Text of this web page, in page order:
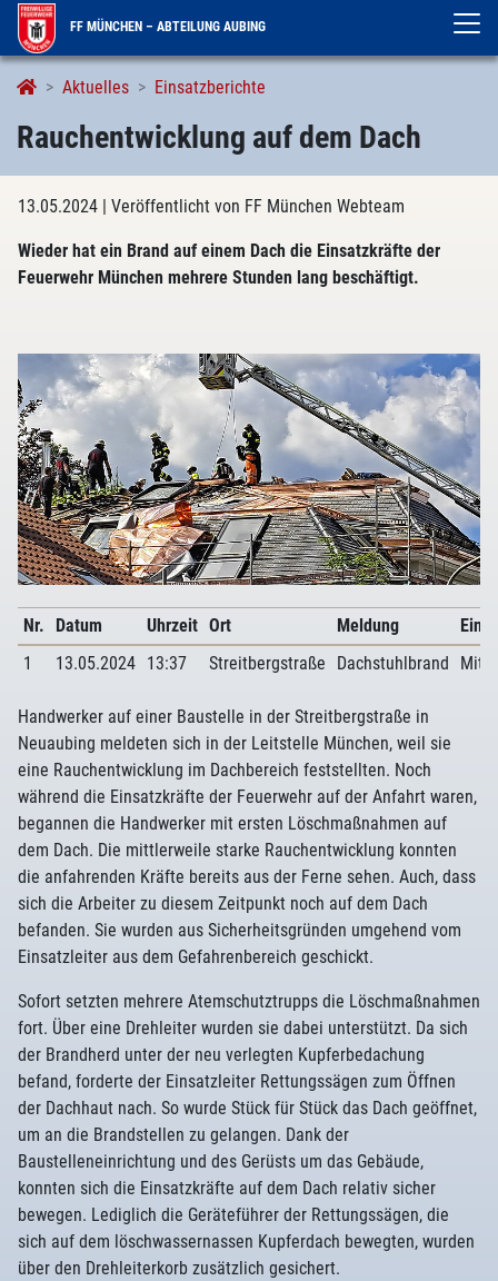
FF MÜNCHEN – ABTEILUNG AUBING
Aktuelles Einsatzberichte
Rauchentwicklung auf dem Dach
13.05.2024 | Veröffentlicht von FF München Webteam
Wieder hat ein Brand auf einem Dach die Einsatzkräfte der
Feuerwehr München mehrere Stunden lang beschäftigt.
Nr. Datum Uhrzeit Ort Meldung
1
13.05.2024 13:37 Streitbergstraße Dachstuhlbrand
Handwerker auf einer Baustelle in der Streitbergstraße in
Neuaubing meldeten sich in der Leitstelle München, weil sie
eine Rauchentwicklung im Dachbereich feststellten. Noch
während die Einsatzkräfte der Feuerwehr auf der Anfahrt waren,
begannen die Handwerker mit ersten Löschmaßnahmen auf
dem Dach. Die mittlerweile starke Rauchentwicklung konnten
die anfahrenden Kräfte bereits aus der Ferne sehen. Auch, dass
sich die Arbeiter zu diesem Zeitpunkt noch auf dem Dach
befanden. Sie wurden aus Sicherheitsgründen umgehend vom
Einsatzleiter aus dem Gefahrenbereich geschickt.
Sofort setzten mehrere Atemschutztrupps die Löschmaßnahmen
fort. Über eine Drehleiter wurden sie dabei unterstützt. Da sich
der Brandherd unter der neu verlegten Kupferbedachung
befand, forderte der Einsatzleiter Rettungssägen zum Öffnen
der Dachhaut nach. So wurde Stück für Stück das Dach geöffnet,
um an die Brandstellen zu gelangen. Dank der
Baustelleneinrichtung und des Gerüsts um das Gebäude,
konnten sich die Einsatzkräfte auf dem Dach relativ sicher
bewegen. Lediglich die Geräteführer der Rettungssägen, die
sich auf dem löschwassernassen Kupferdach bewegten, wurden
über den Drehleiterkorb zusätzlich gesichert.